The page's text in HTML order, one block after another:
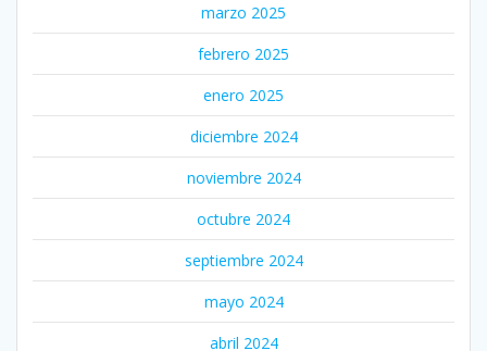
marzo 2025
febrero 2025
enero 2025
diciembre 2024
noviembre 2024
octubre 2024
septiembre 2024
mayo 2024
abril 2024